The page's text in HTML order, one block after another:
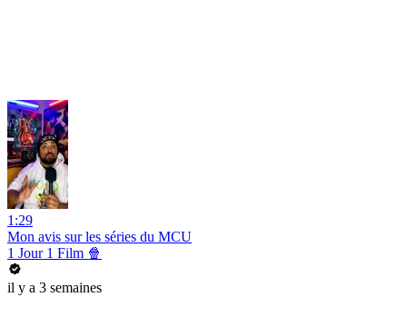
1:29
Mon avis sur les séries du MCU
1 Jour 1 Film 🍿
il y a 3 semaines